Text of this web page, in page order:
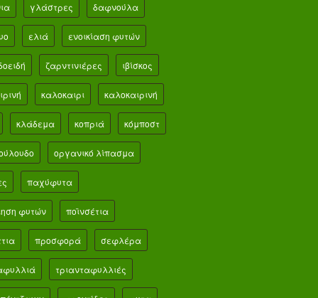
γλάστρες δαφνούλα
ελιά ενοικίαση φυτών
ζαρντινιέρες ιβίσκος
καλοκαιρι καλοκαιρινή
κλάδεμα κοπριά κόμποστ
οργανικό λίπασμα
παχύφυτα
φυτών ποϊνσέτια
προσφορά σεφλέρα
τριανταφυλλιές